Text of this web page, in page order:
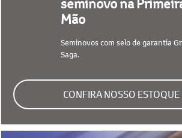
Seminovos com selo de garantia